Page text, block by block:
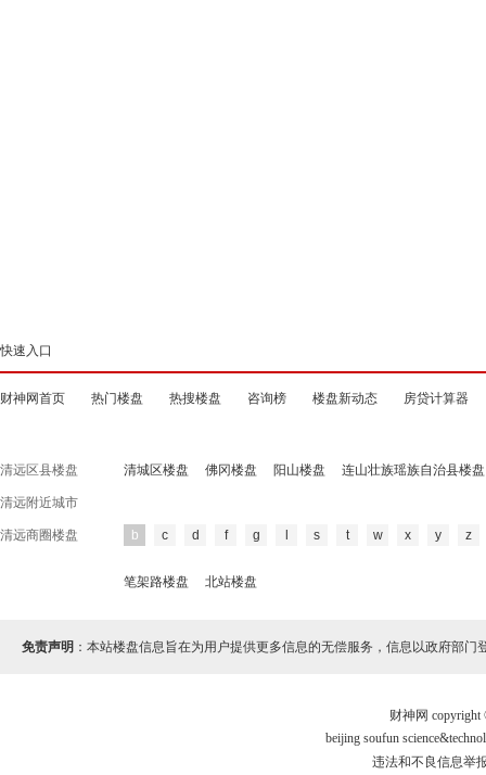
快速入口
财神网首页 热门楼盘 热搜楼盘 咨询榜 楼盘新动态 房贷计算器
清远区县楼盘 清城区楼盘 佛冈楼盘 阳山楼盘 连山壮族瑶族自治县楼盘
清远附近城市
清远商圈楼盘 b c d f g s t w x y z
笔架路楼盘 北站楼盘
免责声明 ：本站楼盘信息旨在为用户提供更多信息的无偿服务，信息以政府部门
财神网
beijing soufun
违法和不良信息举